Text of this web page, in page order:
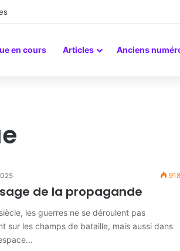
en cours Articles Anciens
918
de la propagande
les guerres ne se déroulent pas
sur les champs de bataille, mais aussi dans